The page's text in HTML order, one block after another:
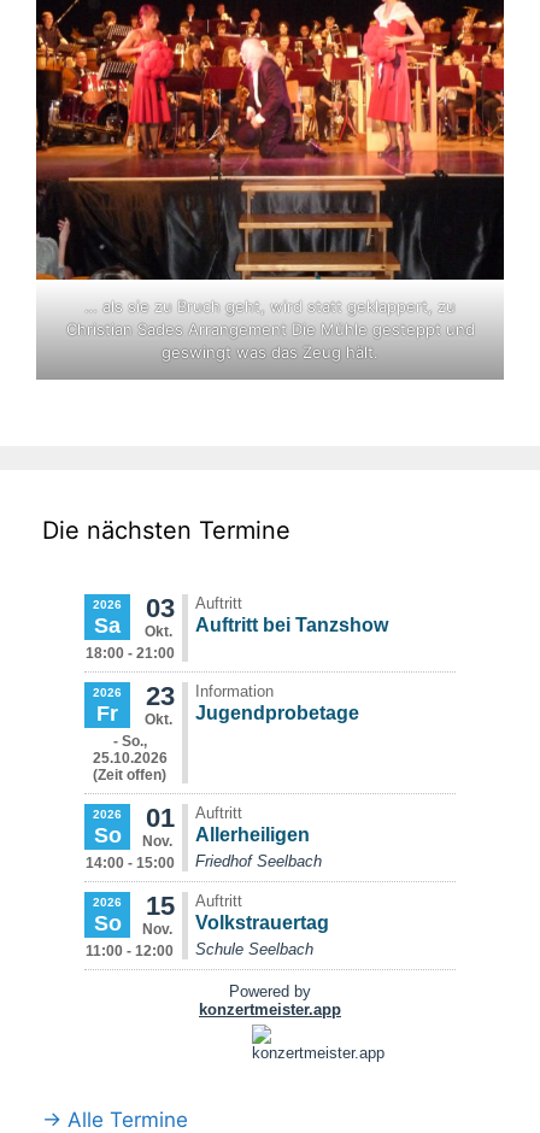
… als sie zu Bruch geht, wird statt geklappert, zu
Christian Sades Arrangement Die Mühle gesteppt und
geswingt was das Zeug hält.
Die nächsten Termine
→ Alle Termine